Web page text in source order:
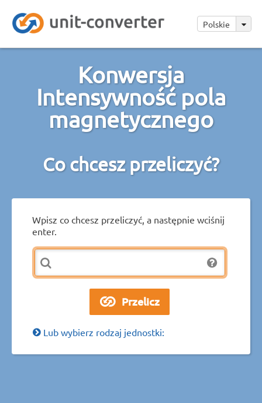
Polskie
Konwersja
Intensywność pola
magnetycznego
Co chcesz przeliczyć?
Wpisz co chcesz przeliczyć, a następnie wciśnij
enter.
Lub wybierz rodzaj jednostki: